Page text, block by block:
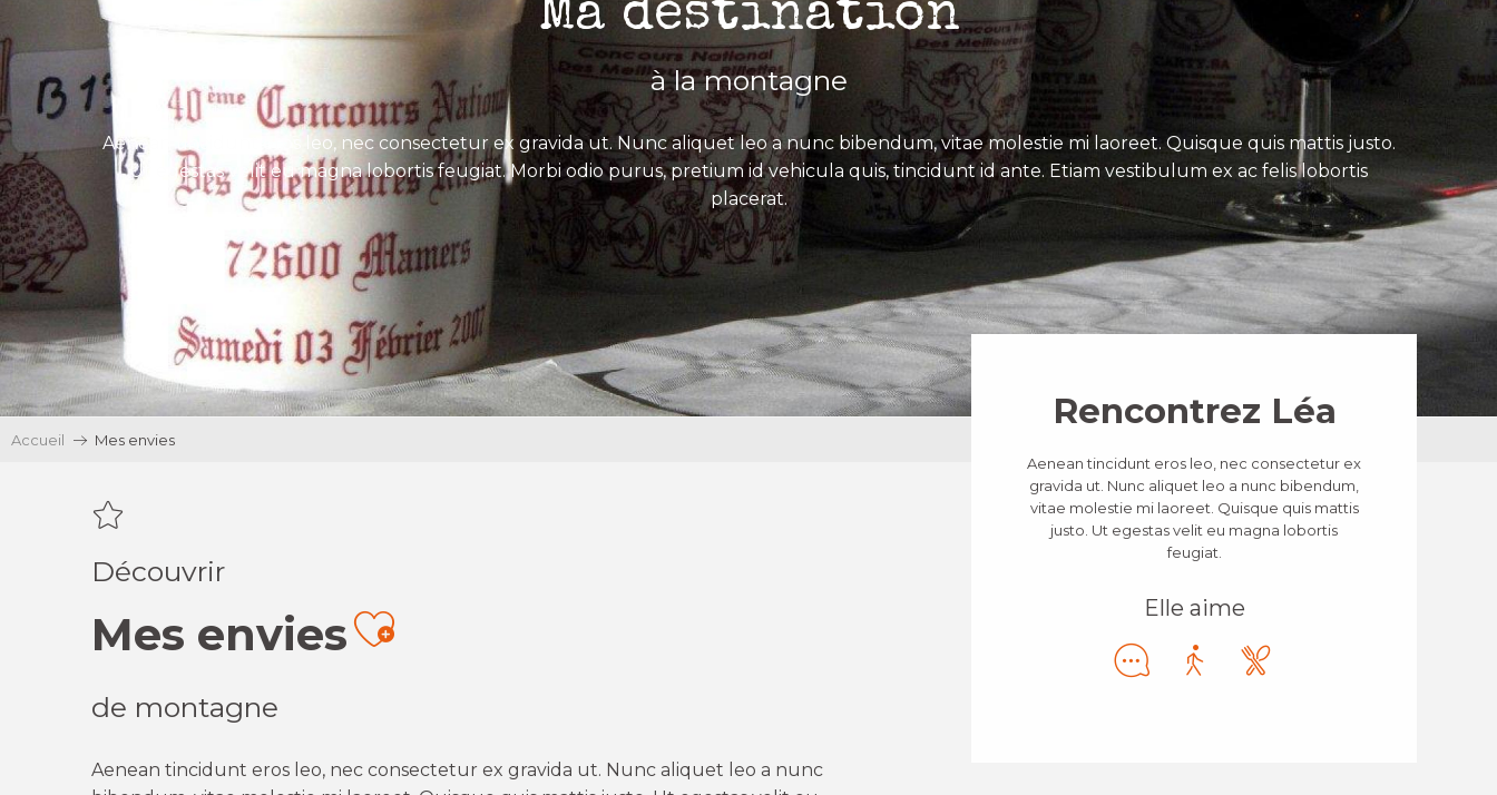
Ma destination
à la montagne
Aenean tincidunt eros leo, nec consectetur ex gravida ut. Nunc aliquet leo a nunc bibendum, vitae molestie mi laoreet. Quisque quis mattis justo.
Ut egestas velit eu magna lobortis feugiat. Morbi odio purus, pretium id vehicula quis, tincidunt id ante. Etiam vestibulum ex ac felis lobortis
placerat.
Accueil Mes envies
Découvrir
Mes enviesAjouter aux favoris
de montagne
Aenean tincidunt eros leo, nec consectetur ex gravida ut. Nunc aliquet leo a nunc
Rencontrez Léa
Aenean tincidunt eros leo, nec consectetur ex
gravida ut. Nunc aliquet leo a nunc bibendum,
vitae molestie mi laoreet. Quisque quis mattis
justo. Ut egestas velit eu magna lobortis
feugiat.
Elle aime